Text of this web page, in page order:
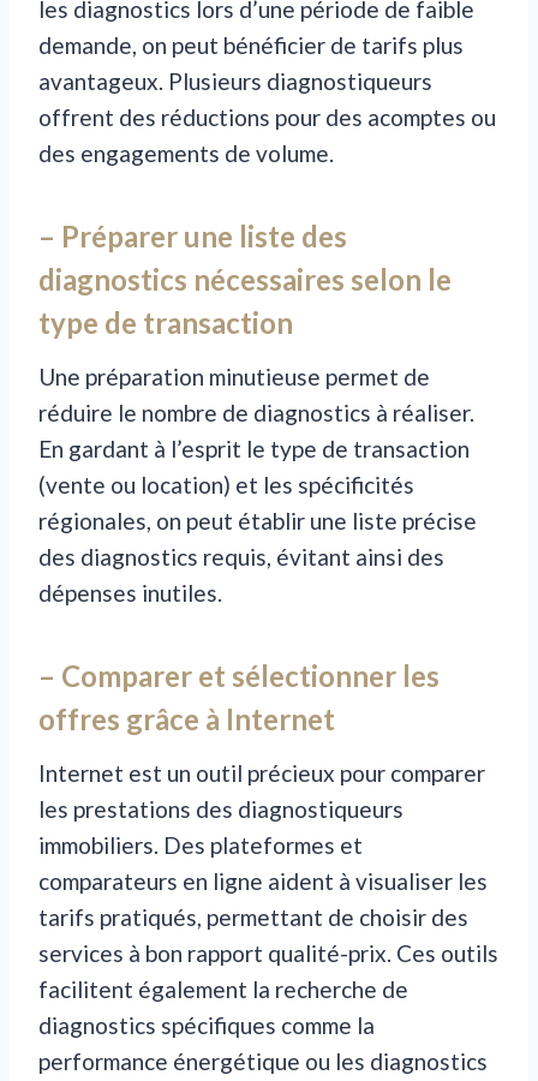
les diagnostics lors d’une période de faible
demande, on peut bénéficier de tarifs plus
avantageux. Plusieurs diagnostiqueurs
offrent des réductions pour des acomptes ou
des engagements de volume.
– Préparer une liste des
diagnostics nécessaires selon le
type de transaction
Une préparation minutieuse permet de
réduire le nombre de diagnostics à réaliser.
En gardant à l’esprit le type de transaction
(vente ou location) et les spécificités
régionales, on peut établir une liste précise
des diagnostics requis, évitant ainsi des
dépenses inutiles.
– Comparer et sélectionner les
offres grâce à Internet
Internet est un outil précieux pour comparer
les prestations des diagnostiqueurs
immobiliers. Des plateformes et
comparateurs en ligne aident à visualiser les
tarifs pratiqués, permettant de choisir des
services à bon rapport qualité-prix. Ces outils
facilitent également la recherche de
diagnostics spécifiques comme la
performance énergétique ou les diagnostics